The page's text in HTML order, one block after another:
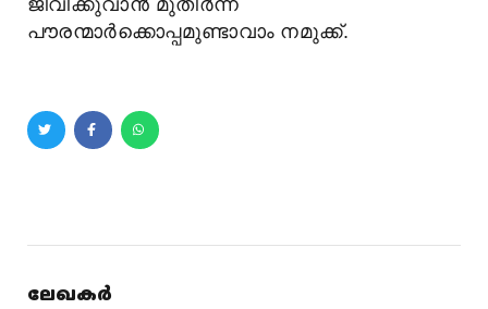
പൗരന്മാർക്കൊപ്പമുണ്ടാവാം നമുക്ക്.
ലേഖകർ